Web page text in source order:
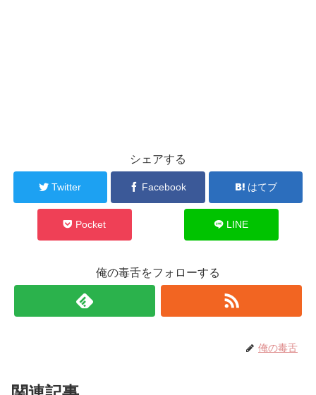
シェアする
Twitter Facebook はてブ
Pocket LINE
俺の毒舌をフォローする
俺の毒舌